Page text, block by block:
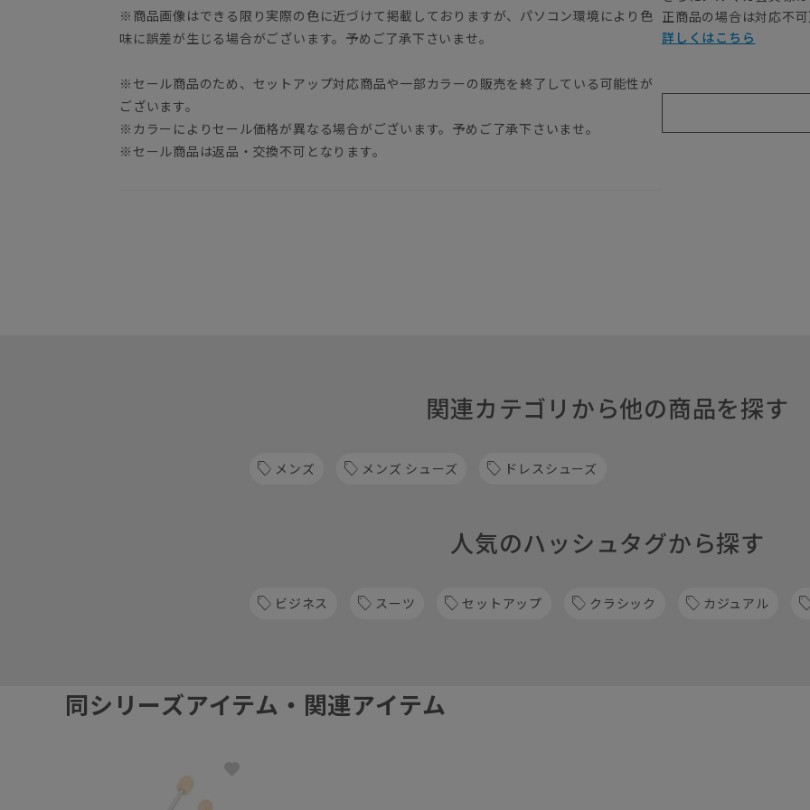
※商品画像はできる限り実際の色に近づけて掲載しておりますが、パソコン環境により色
味に誤差が生じる場合がございます。予めご了承下さいませ。
※セール商品のため、セットアップ対応商品や一部カラーの販売を終了している可能性が
ございます。
※カラーによりセール価格が異なる場合がございます。予めご了承下さいませ。
※セール商品は返品・交換不可となります。
正商品の場合は対応不
詳しくはこちら
関連カテゴリから他の商品を探す
メンズ メンズ シューズ ドレスシューズ
人気のハッシュタグから探す
ビジネス スーツ セットアップ クラシック カジュアル
同シリーズアイテム・関連アイテム